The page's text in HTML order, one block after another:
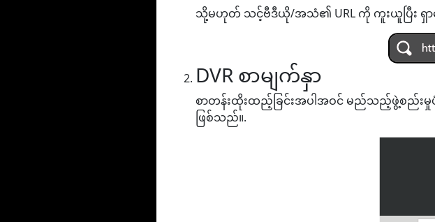
သို့မဟုတ် သင့်ဗီဒီယို/အသံ၏ URL ကို ကူးယူပြီး ရှာ
DVR စာမျက်နှာ
စာတန်းထိုးထည့်ခြင်းအပါအဝင် မည်သည့်ဖွဲ့စည်းမှု
ဖြစ်သည်။.